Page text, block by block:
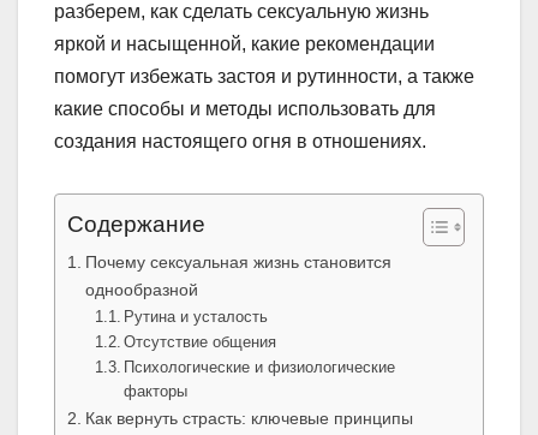
разберем, как сделать сексуальную жизнь
яркой и насыщенной, какие рекомендации
помогут избежать застоя и рутинности, а также
какие способы и методы использовать для
создания настоящего огня в отношениях.
Содержание
Почему сексуальная жизнь становится
однообразной
Рутина и усталость
Отсутствие общения
Психологические и физиологические
факторы
Как вернуть страсть: ключевые принципы